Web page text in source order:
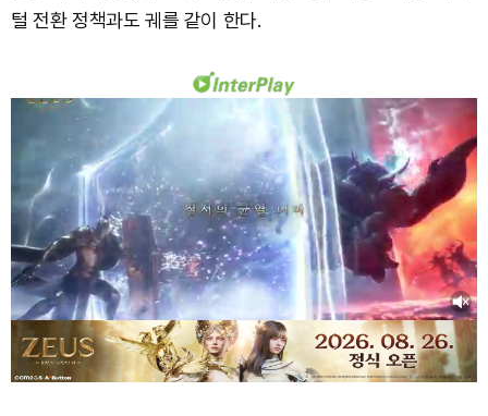
털 전환 정책과도 궤를 같이 한다.